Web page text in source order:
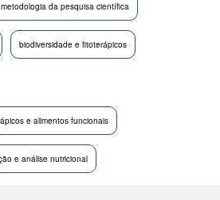
metodologia da pesquisa científica
biodiversidade e fitoterápicos
e alimentos funcionais
e análise nutricional